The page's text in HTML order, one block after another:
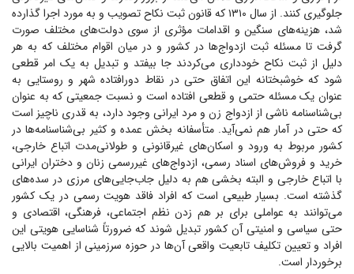
جلوگیری کنند. از سال ۱۳۱۰ که قانون ثبت نکاح تصویب و به مورد اجرا گذارده
شد، هزینه‌های سنگین و اقدامات مؤثری از سوی دولت‌های مختلف صورت
گرفت تا مسئله ثبت ازدواج‌ها در کشور و در میان اقوام مختلف که به هر
دلیل از ثبت نکاح خودداری می‌کردند جا بیفتد و تبدیل به یک امر قطعی
شود که خوشبختانه این اتفاق حتی در نقاط دورافتاده شهر و روستایی به
عنوان یک مسئله حتمی و قطعی افتاده است و نسبت جمعیتی که به عنوان
بی‌شناسنامه ناشی از ازدواج زن و مرد ایرانی وجود دارد، به قدری ناچیز است
که حتی در آمار هم نمی‌آید. متأسفانه بخش عمده و کثیر بی‌شناسنامه‌ها در
کشور مربوط به ورود و اسکان‌های غیرقانونی و طولانی‌مدت اتباع خارجی،
خرید و فروش‌های اسناد رسمی، ازدواج‌های غیررسمی زنان و دختران ایرانی
با اتباع خارجی و البته بخشی هم به دلیل جاب‌جایی‌های مرزی در سده‌های
گذشته است. بسیار طبیعی است که افراد فاقد هویت رسمی در یک کشور
می‌توانند به عواملی برای بر هم زدن نظم اجتماعی، فرهنگی، اقتصادی و
حتی سیاسی و امنیتی آن کشور تبدیل شوند که ضرورتاً شناسایی هویتی این
افراد و تعیین تکلیف تابعیت واقعی آن‌ها در حوزه سرزمینی از اهمیت بالایی
برخوردار است.